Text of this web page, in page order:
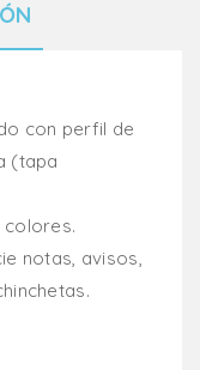
con perfil de
(tapa
colores.
notas, avisos,